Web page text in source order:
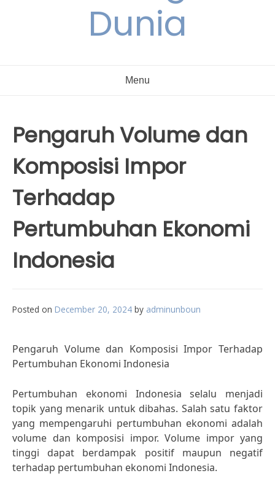
Dunia
Menu
Pengaruh Volume dan
Komposisi Impor
Terhadap
Pertumbuhan Ekonomi
Indonesia
Posted on December 20, 2024 by adminunboun
Pengaruh Volume dan Komposisi Impor Terhadap
Pertumbuhan Ekonomi Indonesia
Pertumbuhan ekonomi Indonesia selalu menjadi
topik yang menarik untuk dibahas. Salah satu faktor
yang mempengaruhi pertumbuhan ekonomi adalah
volume dan komposisi impor. Volume impor yang
tinggi dapat berdampak positif maupun negatif
terhadap pertumbuhan ekonomi Indonesia.